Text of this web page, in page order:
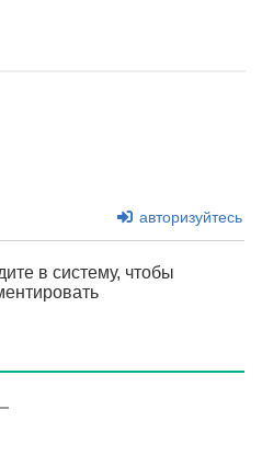
авторизуйтесь
в систему, чтобы